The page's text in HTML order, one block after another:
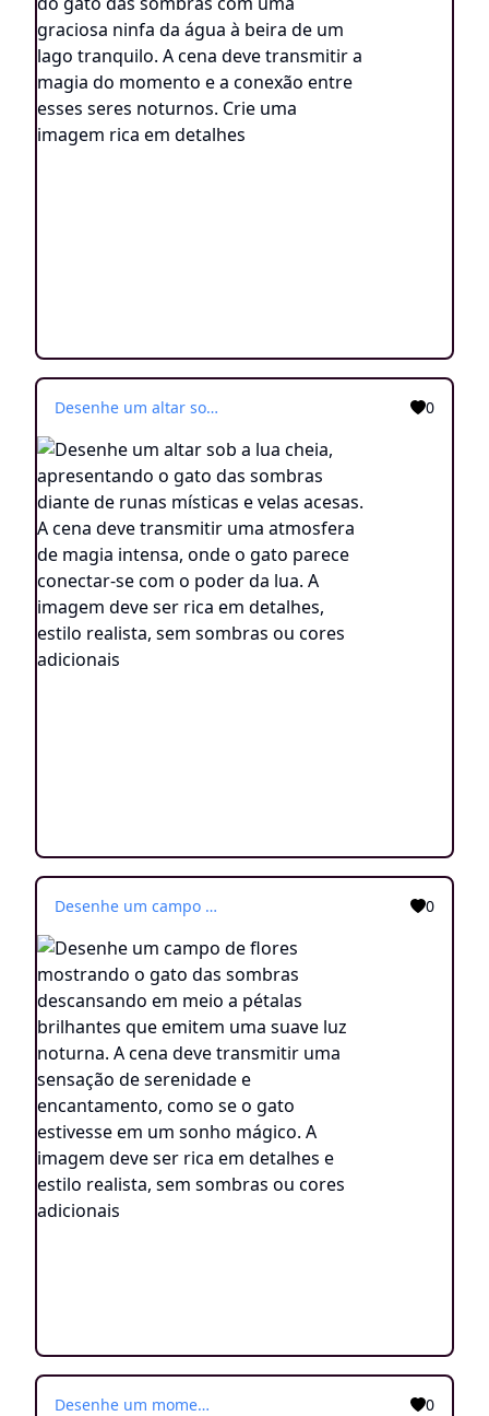
Desenhe um altar sob a lua cheia, apresentando o gato das sombras diante de runas místicas e velas acesas. A cena deve transmitir uma atmosfera de magia intensa, onde o gato parece conectar-se com o poder da lua. A imagem deve ser rica em detalhes, estilo realista, sem sombras ou cores adicionais 0
Desenhe um campo de flores mostrando o gato das sombras descansando em meio a pétalas brilhantes que emitem uma suave luz noturna. A cena deve transmitir uma sensação de serenidade e encantamento, como se o gato estivesse em um sonho mágico. A imagem deve ser rica em detalhes e estilo realista, sem sombras ou cores adicionais 0
Desenhe um momento mágico apresentando o gato das sombras encontrando-se com um gato guardião no final de sua jornada pelo parque encantado. A cena deve transmitir uma conexão especial entre os dois gatos, como se eles compartilhassem uma ligação mística. A imagem deve ser rica em detalhes, em estilo realista, sem sombras ou cores adicionais, 0